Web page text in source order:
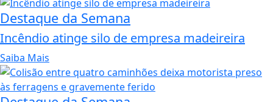
Destaque da Semana
Incêndio atinge silo de empresa madeireira
Saiba Mais